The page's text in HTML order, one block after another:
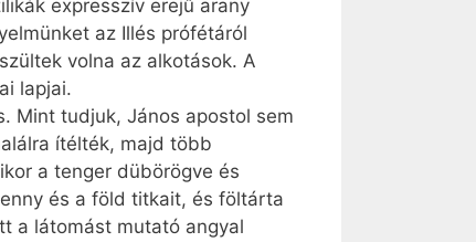
expresszív erejű arany
az Illés prófétáról
volna az alkotások. A
lapjai.
Mint tudjuk, János apostol sem
ítélték, majd több
a tenger dübörögve és
és a föld titkait, és föltárta
a látomást mutató angyal